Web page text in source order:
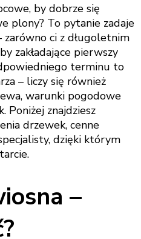
by dobrze się
plony? To pytanie zadaje
ci z długoletnim
zakładające pierwszy
terminu to
– liczy się również
warunki pogodowe
Poniżej znajdziesz
drzewek, cenne
dzięki którym
–